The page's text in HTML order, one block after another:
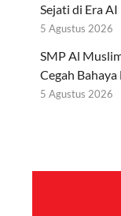
Sejati di Era AI
5 Agustus 2026
SMP Al
Cegah
5 Agustus 2026